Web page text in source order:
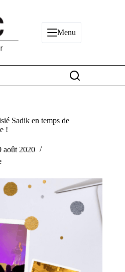
Menu
Sadik en temps de
!
août 2020